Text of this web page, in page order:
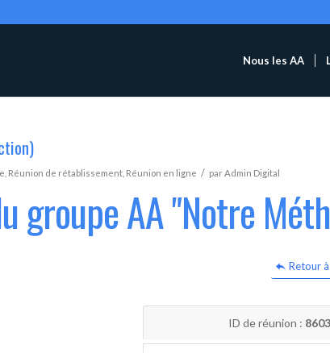
Nous les AA
Réunion de rétablissement Réunion en ligne / parAdmin Digital
groupe AA "Notre
Retour
ID de réunion :